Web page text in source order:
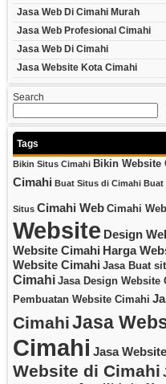
Jasa Web Di Cimahi Murah
Jasa Web Profesional Cimahi
Jasa Web Di Cimahi
Jasa Website Kota Cimahi
Search
Tags
Bikin Situs Cimahi Bikin Website
Cimahi Buat Situs di Cimahi Buat
Situs Cimahi Web Cimahi
Website Design
Website Cimahi Harga
Website Cimahi Jasa Buat
Cimahi Jasa Design Website
Pembuatan Website Cimahi
CimahiJasa
Cimahi Jasa
Website di Cimahi